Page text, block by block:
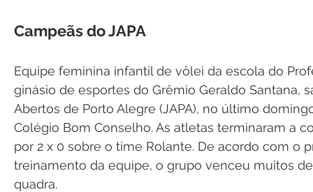
Campeãs do JAPA
Equipe feminina infantil de vôlei da escola do
ginásio de esportes do Grêmio Geraldo Santana,
Abertos de Porto Alegre (JAPA), no último
Colégio Bom Conselho. As atletas terminaram a
por 2 x 0 sobre o time Rolante. De acordo com o
treinamento da equipe, o grupo venceu muitos
quadra.